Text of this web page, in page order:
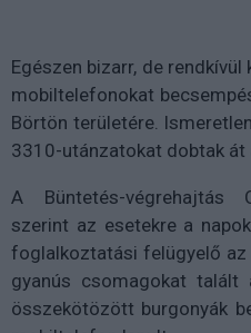
Egészen bizarr, de
mobiltelefonokat
Börtön területére.
3310-utánzatokat dobtak át
A Büntetés-végrehajtás
szerint az esetekre a
foglalkoztatási felügyelő az
gyanús csomagokat talált
összekötözött burgonyák